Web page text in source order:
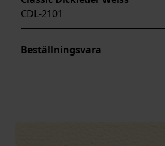
CDL-2101
Beställningsvara